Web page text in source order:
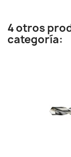
4 otros
categoría: